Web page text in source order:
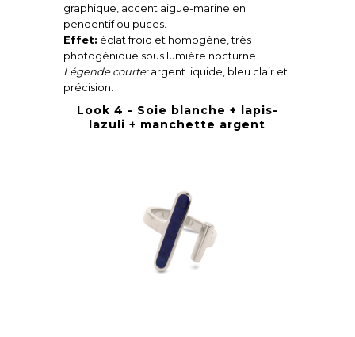
graphique, accent aigue-marine en
pendentif ou puces.
Effet: éclat froid et homogène, très
photogénique sous lumière nocturne.
Légende courte:argent liquide, bleu clair et
précision.
Look 4 - Soie blanche + lapis-
lazuli + manchette argent